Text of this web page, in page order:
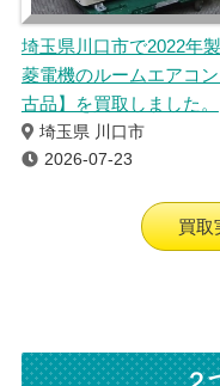
埼玉県川口市で2022年
菱電機のルームエアコ
古品】を買取しました。
埼玉県 川口市
2026-07-23
買取